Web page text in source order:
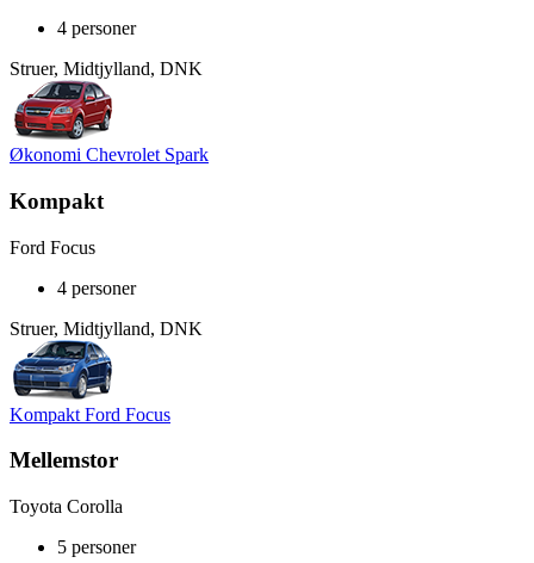
4 personer
Struer, Midtjylland, DNK
Økonomi Chevrolet Spark
Kompakt
Ford Focus
4 personer
Struer, Midtjylland, DNK
Kompakt Ford Focus
Mellemstor
Toyota Corolla
5 personer